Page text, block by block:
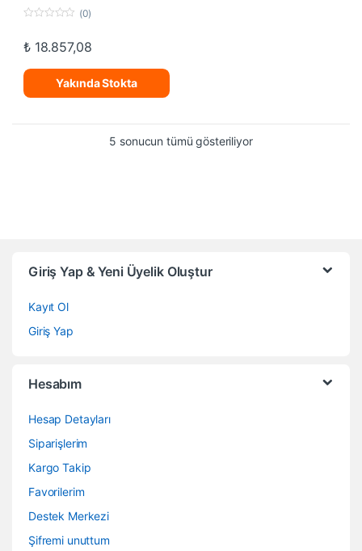
u
f
(0)
₺18.857,08
Yakında Stokta
5 sonucun tümü gösteriliyorEn yeniye göre
Giriş Yap & Yeni Üyelik Oluştur
Kayıt Ol
Giriş Yap
Hesabım
Hesap Detayları
Siparişlerim
Kargo Takip
Favorilerim
Destek Merkezi
Şifremi unuttum